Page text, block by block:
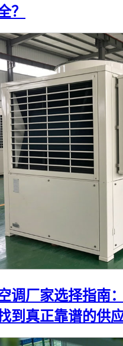
？
调厂家选择指南
到真正靠谱的供应